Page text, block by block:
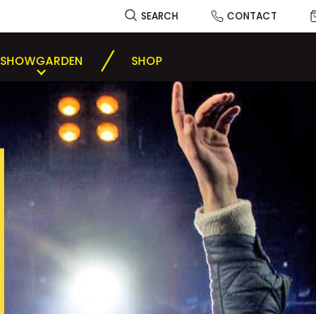
SHOWGARDEN SHOP
SEARCH CONTACT